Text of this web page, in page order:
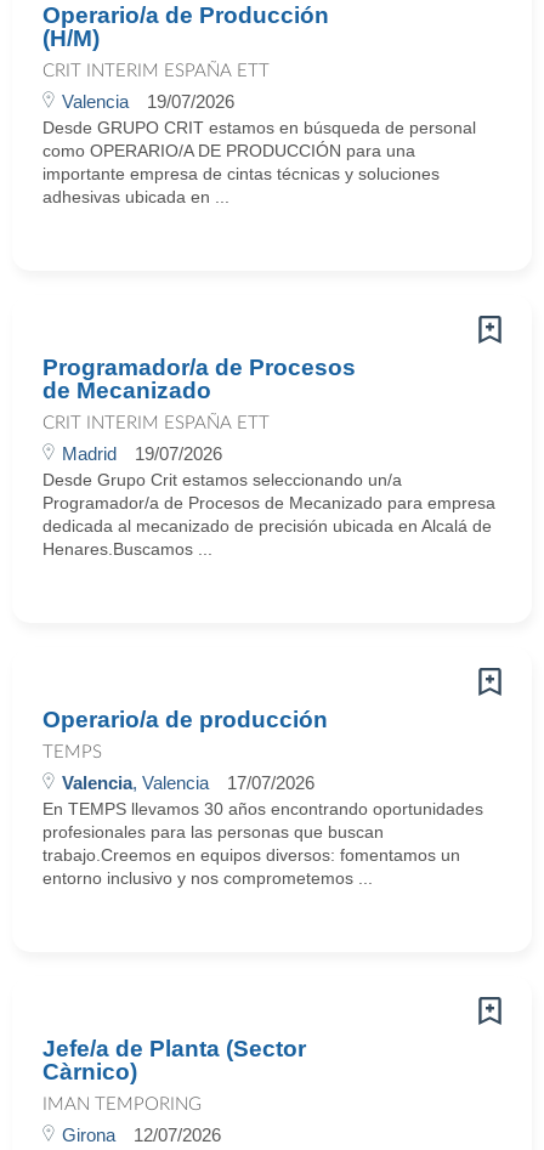
Operario/a de Producción
(H/M)
CRIT INTERIM ESPAÑA ETT
Valencia 19/07/2026
Desde GRUPO CRIT estamos en búsqueda de personal
como OPERARIO/A DE PRODUCCIÓN para una
importante empresa de cintas técnicas y soluciones
adhesivas ubicada en ...
Programador/a de Procesos
de Mecanizado
CRIT INTERIM ESPAÑA ETT
Madrid 19/07/2026
Desde Grupo Crit estamos seleccionando un/a
Programador/a de Procesos de Mecanizado para empresa
dedicada al mecanizado de precisión ubicada en Alcalá de
Henares.Buscamos ...
Operario/a de producción
TEMPS
Valencia, Valencia 17/07/2026
En TEMPS llevamos 30 años encontrando oportunidades
profesionales para las personas que buscan
trabajo.Creemos en equipos diversos: fomentamos un
entorno inclusivo y nos comprometemos ...
Jefe/a de Planta (Sector
Càrnico)
IMAN TEMPORING
Girona 12/07/2026